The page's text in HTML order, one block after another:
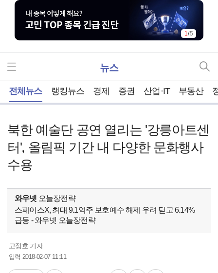
1/5
뉴스
전체뉴스 랭킹뉴스 경제 증권 산업·IT 부동산
북한 예술단 공연 열리는 '강릉아트센
터', 올림픽 기간 내 다양한 문화행사
수용
와우넷 오늘장전략
스페이스X, 최대 9.1억주 보호예수 해제 우려 딛고 6.14%
급등 - 와우넷 오늘장전략
고정호 기자
입력2018-02-07 11:11